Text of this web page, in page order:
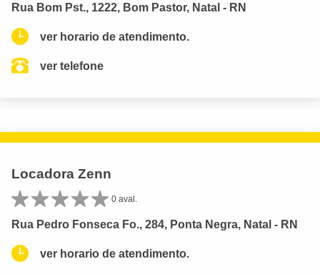
Rua Bom Pst., 1222, Bom Pastor, Natal - RN
ver horario de atendimento.
ver telefone
Locadora Zenn
0 aval.
Rua Pedro Fonseca Fo., 284, Ponta Negra, Natal - RN
ver horario de atendimento.